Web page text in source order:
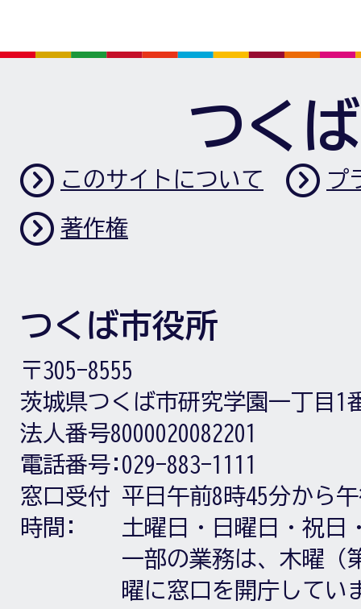
つく
このサイトについて プ
著作権
つくば市役所
〒305-8555
茨城県つくば市研究学園一丁目1
法人番号8000020082201
電話番号: 029-883-1111
窓口受付
時間:
平日午前8時45分から
土曜日・日曜日・祝日
一部の業務は、木曜（
曜に窓口を開庁してい